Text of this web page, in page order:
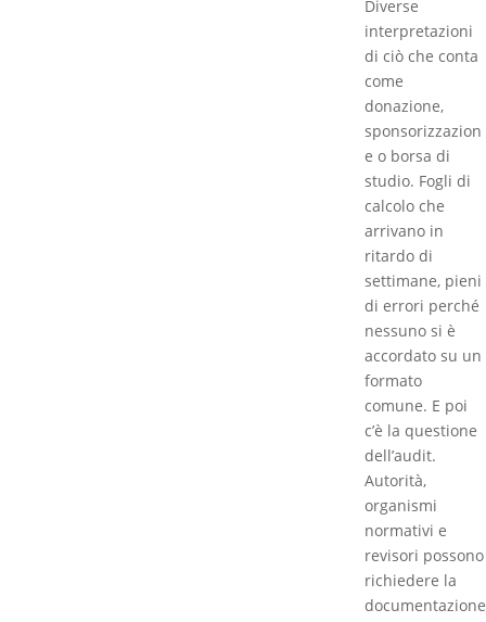
Diverse
interpretazioni
di ciò che conta
come
donazione,
sponsorizzazion
e o borsa di
studio. Fogli di
calcolo che
arrivano in
ritardo di
settimane, pieni
di errori perché
nessuno si è
accordato su un
formato
comune. E poi
c’è la questione
dell’audit.
Autorità,
organismi
normativi e
revisori possono
richiedere la
documentazione